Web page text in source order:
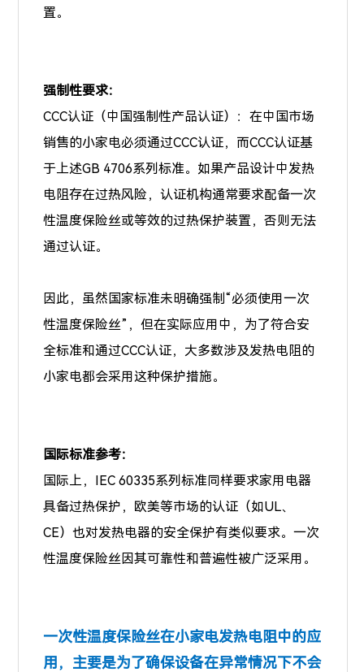
置。
强制性要求：
CCC认证（中国强制性产品认证）：在中国市场
销售的小家电必须通过CCC认证，而CCC认证基
于上述GB 4706系列标准。如果产品设计中发热
电阻存在过热风险，认证机构通常要求配备一次
性温度保险丝或等效的过热保护装置，否则无法
通过认证。
因此，虽然国家标准未明确强制“必须使用一次
性温度保险丝”，但在实际应用中，为了符合安
全标准和通过CCC认证，大多数涉及发热电阻的
小家电都会采用这种保护措施。
国际标准参考：
国际上，IEC 60335系列标准同样要求家用电器
具备过热保护，欧美等市场的认证（如UL、
CE）也对发热电器的安全保护有类似要求。一次
性温度保险丝因其可靠性和普遍性被广泛采用。
一次性温度保险丝在小家电发热电阻中的应
用，主要是为了确保设备在异常情况下不会